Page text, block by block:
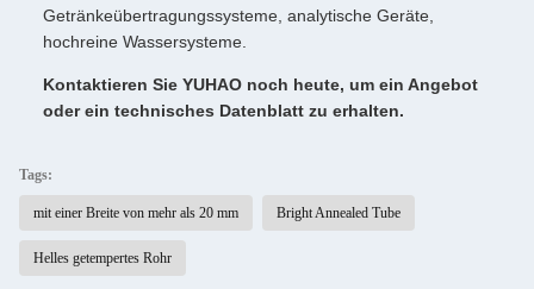
Getränkeübertragungssysteme, analytische Geräte,
hochreine Wassersysteme.
Kontaktieren Sie YUHAO noch heute, um ein Angebot
oder ein technisches Datenblatt zu erhalten.
Tags:
mit einer Breite von mehr als 20 mm Bright Annealed Tube
Helles getempertes Rohr